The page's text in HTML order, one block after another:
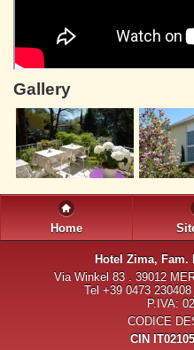
Gallery
Home
Hotel Zima, Fam.
Via Winkel 83 . 39012
Tel +39 0473
P.IVA:
CODICE
CIN